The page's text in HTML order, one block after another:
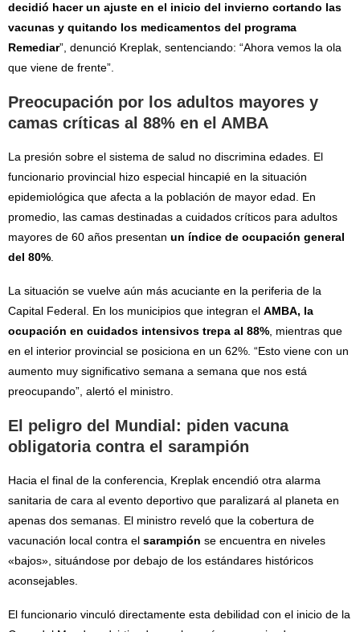
decidió hacer un ajuste en el inicio del invierno cortando las
vacunas y quitando los medicamentos del programa
Remediar”, denunció Kreplak, sentenciando: “Ahora vemos la ola
que viene de frente”.
Preocupación por los adultos mayores y
camas críticas al 88% en el AMBA
La presión sobre el sistema de salud no discrimina edades. El
funcionario provincial hizo especial hincapié en la situación
epidemiológica que afecta a la población de mayor edad. En
promedio, las camas destinadas a cuidados críticos para adultos
mayores de 60 años presentan un índice de ocupación general
del 80%
La situación se vuelve aún más acuciante en la periferia de la
Capital Federal. En los municipios que integran el AMBA, la
ocupación en cuidados intensivos trepa al 88% , mientras que
en el interior provincial se posiciona en un 62%. “Esto viene con un
aumento muy significativo semana a semana que nos está
preocupando”, alertó el ministro.
El peligro del Mundial: piden vacuna
obligatoria contra el sarampión
Hacia el final de la conferencia, Kreplak encendió otra alarma
sanitaria de cara al evento deportivo que paralizará al planeta en
apenas dos semanas. El ministro reveló que la cobertura de
vacunación local contra el sarampión se encuentra en niveles
«bajos», situándose por debajo de los estándares históricos
aconsejables.
El funcionario vinculó directamente esta debilidad con el inicio de la